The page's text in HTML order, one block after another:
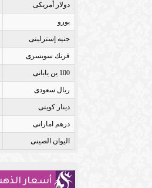
دولار أمريكى
يورو
جنيه إسترلينى
فرنك سويسرى
100 ين يابانى
ريال سعودى
دينار كويتى
درهم اماراتى
اليوان الصينى
أسعار